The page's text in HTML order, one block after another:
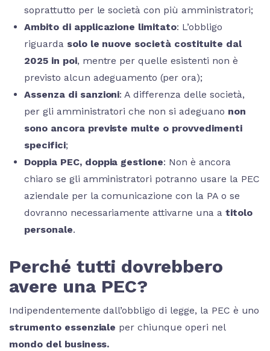
soprattutto per le società con più amministratori;
Ambito di applicazione limitato: L’obbligo
riguarda solo le nuove società costituite dal
2025 in poi, mentre per quelle esistenti non è
previsto alcun adeguamento (per ora);
Assenza di sanzioni: A differenza delle società,
per gli amministratori che non si adeguano non
sono ancora previste multe o provvedimenti
specifici;
Doppia PEC, doppia gestione: Non è ancora
chiaro se gli amministratori potranno usare la PEC
aziendale per la comunicazione con la PA o se
dovranno necessariamente attivarne una a titolo
personale.
Perché tutti dovrebbero
avere una PEC?
Indipendentemente dall’obbligo di legge, la PEC è uno
strumento essenziale per chiunque operi nel
mondo del business.